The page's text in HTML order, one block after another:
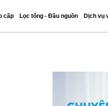
cấp Lọc tổng - Đầu nguồn Dịch vụ